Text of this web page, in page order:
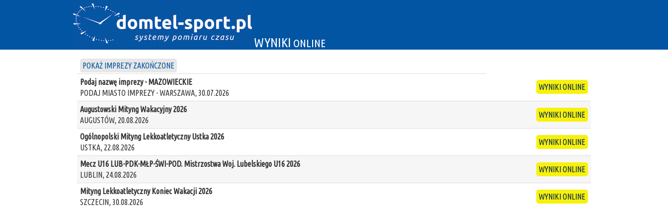
WYNIKI ONLINE
POKAŻ IMPREZY ZAKOŃCZONE
Podaj nazwę imprezy - MAZOWIECKIE
PODAJ MIASTO IMPREZY - WARSZAWA, 30.07.2026
WYNIKI ONLINE
Augustowski Mityng Wakacyjny 2026
AUGUSTÓW, 20.08.2026
WYNIKI ONLINE
Ogólnopolski Mityng Lekkoatletyczny Ustka 2026
USTKA, 22.08.2026
WYNIKI ONLINE
Mecz U16 LUB-PDK-MŁP-ŚWI-POD. Mistrzostwa Woj. Lubelskiego U16 2026
LUBLIN, 24.08.2026
WYNIKI ONLINE
Mityng Lekkoatletyczny Koniec Wakacji 2026
SZCZECIN, 30.08.2026
WYNIKI ONLINE